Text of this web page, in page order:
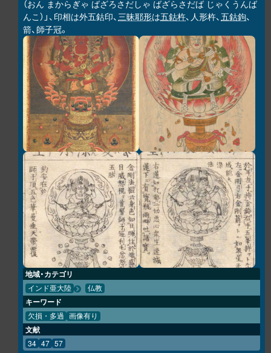
（おん まからぎゃ ばざろさだしゃ ばざらさだば じゃくうんば
んこ）」、印相は外五鈷印、三昧耶形は五鈷杵、人形杵、五鈷鉤、
箭、師子冠。
地域・カテゴリ
インド亜大陸 仏教
キーワード
欠損・多過 画像有り
文献
34 47 57